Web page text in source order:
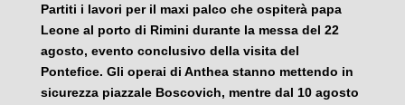
Partiti i lavori per il maxi palco che ospiterà papa
Leone al porto di Rimini durante la messa del 22
agosto, evento conclusivo della visita del
Pontefice. Gli operai di Anthea stanno mettendo in
sicurezza piazzale Boscovich, mentre dal 10 agosto